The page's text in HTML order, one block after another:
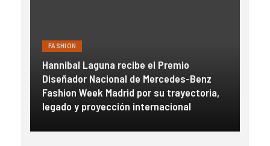
FASHION
Hannibal Laguna recibe el Premio
Diseñador Nacional de Mercedes-Benz
Fashion Week Madrid por su trayectoria,
legado y proyección internacional